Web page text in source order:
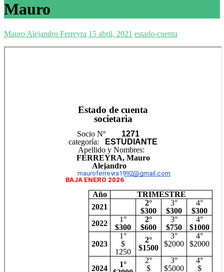
Mauro
Mauro Alejandro Ferreyra 15 abril, 2021 estado-cuenta